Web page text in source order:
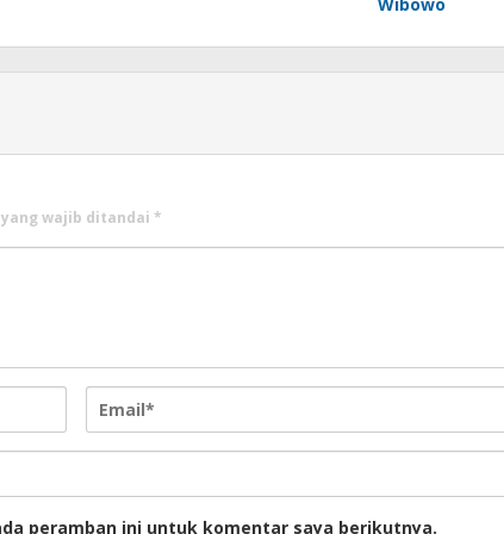
yang wajib ditandai *
peramban ini untuk komentar saya berikutnya.